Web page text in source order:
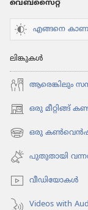
വെബ്സൈറ്റ്
എങ്ങനെ
ലിങ്കുകൾ
ആരെങ്കി​ലും
ഒരു മീറ്റിങ്ങ്
(പുതിയ
പേജ്
തുറക്കുക)
ഒരു
(പുതിയ
പേജ്
തുറക്കുക)
പുതുതായി
വീഡി​യോ​കൾ
Videos with